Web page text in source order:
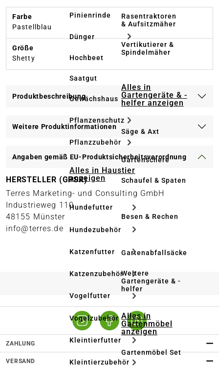
Pinienrinde
Dünger
Hochbeet
Saatgut
Gewächshaus
Pflanzenschutz
Pflanzzubehör
Alles in Haustier
anzeigen
Hundefutter
Hundezubehör
Katzenfutter
Katzenzubehör
Vogelfutter
Vogelzubehör
Kleintierfutter
Kleintierzubehör
Rasentraktoren
& Aufsitzmäher
Vertikutierer &
Spindelmäher
Alles in
Gartengeräte & -
helfer anzeigen
Säge & Axt
Gartenschere
Schaufel & Spaten
Besen & Rechen
Gartenabfallsäcke
Weitere
Gartengeräte & -
helfer
Alles in
Gartenmöbel
anzeigen
Gartenmöbel Set
Farbe
Pastellblau
Größe
Shetty
Produktbeschreibung
Weitere Produktinformationen
Angaben gemäß EU-Produktsicherheitsverordnung
HERSTELLER (GPSR)
Terres Marketing- und Consulting GmbH
Industrieweg 110
48155 Münster
info@terres.de
ZAHLUNG
VERSAND